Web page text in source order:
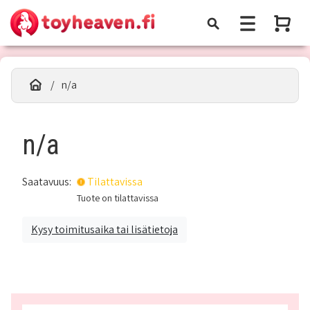
n/a
n/a
Saatavuus: Tilattavissa
Tuote on tilattavissa
Kysy toimitusaika tai lisätietoja